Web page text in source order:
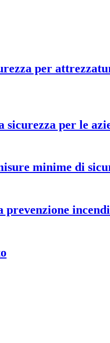
per
sicurezza per le
minime di
prevenzione